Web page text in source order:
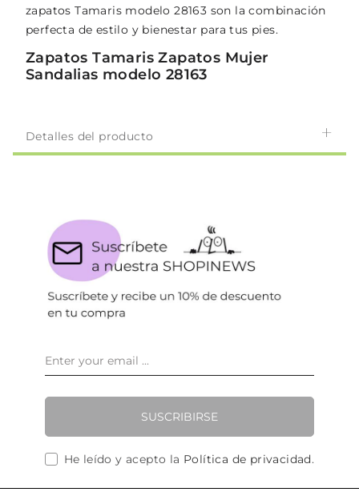
zapatos Tamaris modelo 28163 son la combinación
perfecta de estilo y bienestar para tus pies.
Zapatos Tamaris Zapatos Mujer
Sandalias modelo 28163
Detalles del producto
SUSCRIBIRSE
He leído y acepto la Política de privacidad.